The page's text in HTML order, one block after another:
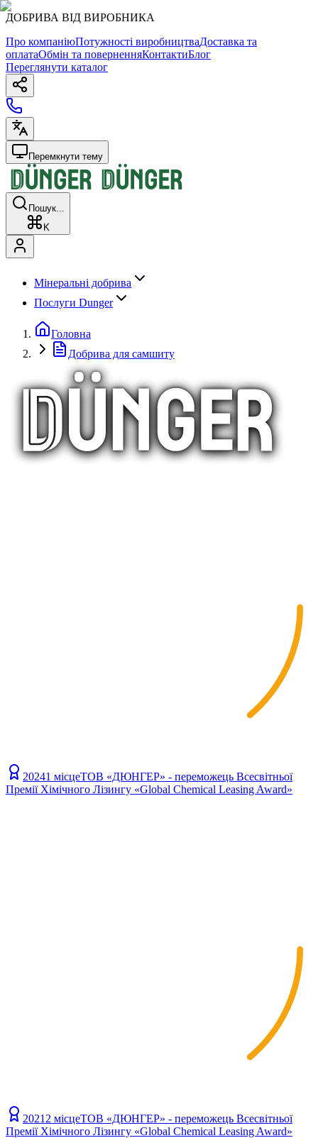
ДОБРИВА ВІД ВИРОБНИКА
Про компаніюПотужності виробництваДоставка та
оплатаОбмін та поверненняКонтактиБлог
Переглянути каталог
Перемкнути тему
Пошук...
K
Мінеральні добрива
Послуги Dunger
Головна
Добрива для самшиту
20241 місцеТОВ «ДЮНГЕР» - переможець Всесвітньої
Премії Хімічного Лізингу «Global Chemical Leasing Award»
2021 2 місцеТОВ «ДЮНГЕР» - переможець Всесвітньої
Премії Хімічного Лізингу «Global Chemical Leasing Award»